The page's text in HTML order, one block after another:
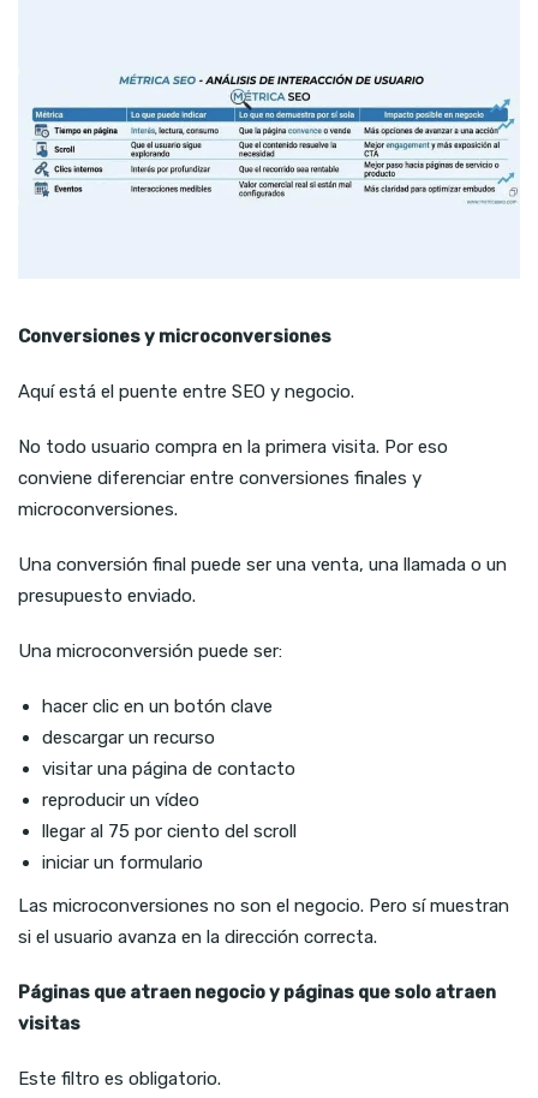
Conversiones y microconversiones
Aquí está el puente entre SEO y negocio.
No todo usuario compra en la primera visita. Por eso
conviene diferenciar entre conversiones finales y
microconversiones.
Una conversión final puede ser una venta, una llamada o un
presupuesto enviado.
Una microconversión puede ser:
hacer clic en un botón clave
descargar un recurso
visitar una página de contacto
reproducir un vídeo
llegar al 75 por ciento del scroll
iniciar un formulario
Las microconversiones no son el negocio. Pero sí muestran
si el usuario avanza en la dirección correcta.
Páginas que atraen negocio y páginas que solo atraen
visitas
Este filtro es obligatorio.